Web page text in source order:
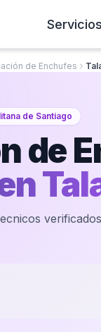
Servicios
de Enchufes
de Santiago
de